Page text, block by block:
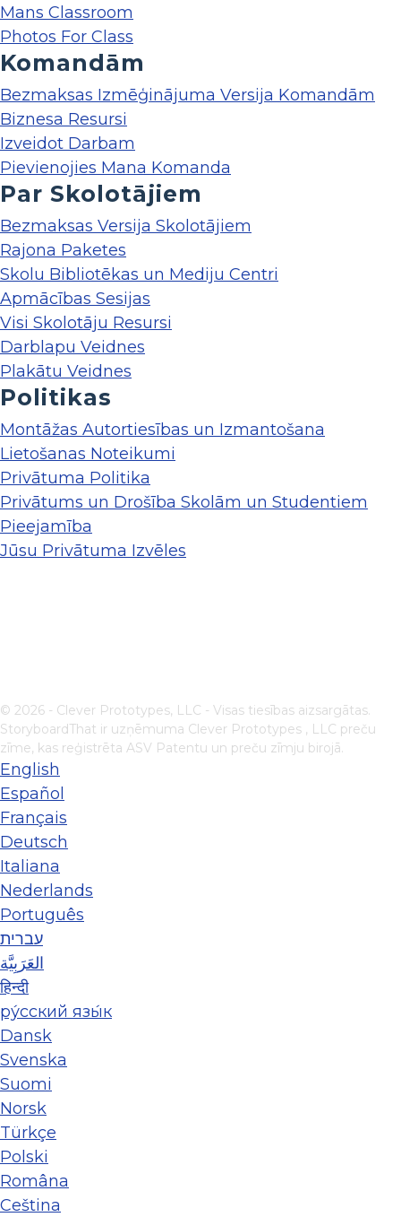
Mans Classroom
Photos For Class
Komandām
Bezmaksas Izmēģinājuma Versija Komandām
Biznesa Resursi
Izveidot Darbam
Pievienojies Mana Komanda
Par Skolotājiem
Bezmaksas Versija Skolotājiem
Rajona Paketes
Skolu Bibliotēkas un Mediju Centri
Apmācības Sesijas
Visi Skolotāju Resursi
Darblapu Veidnes
Plakātu Veidnes
Politikas
Montāžas Autortiesības un Izmantošana
Lietošanas Noteikumi
Privātuma Politika
Privātums un Drošība Skolām un Studentiem
Pieejamība
Jūsu Privātuma Izvēles
© 2026 - Clever Prototypes, LLC - Visas tiesības aizsargātas.
StoryboardThat ir uzņēmuma Clever Prototypes , LLC preču
zīme, kas reģistrēta ASV Patentu un preču zīmju birojā.
English
Español
Français
Deutsch
Italiana
Nederlands
Português
עברית
العَرَبِيَّة
हिन्दी
ру́сский язы́к
Dansk
Svenska
Suomi
Norsk
Türkçe
Polski
Româna
Ceština